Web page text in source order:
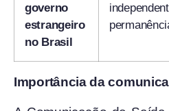
governo
estrangeiro
no Brasil
Importância da